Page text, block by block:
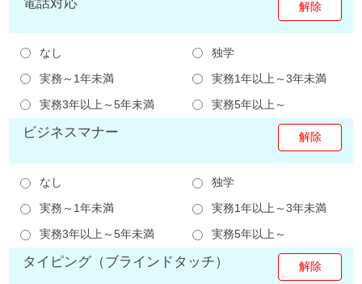
なし
独学
実務～1年未満
実務1年以上～3年未満
実務3年以上～5年未満
実務5年以上～
ビジネスマナー
なし
独学
実務～1年未満
実務1年以上～3年未満
実務3年以上～5年未満
実務5年以上～
タイピング（ブラインドタッチ）